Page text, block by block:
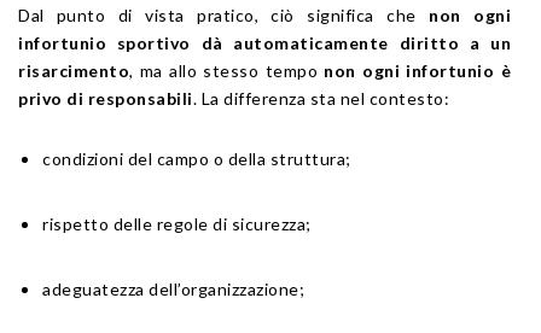
Dal punto di vista pratico, ciò significa che non ogni
infortunio sportivo dà automaticamente diritto a un
risarcimento, ma allo stesso tempo non ogni infortunio è
privo di responsabili. La differenza sta nel contesto:
condizioni del campo o della struttura;
rispetto delle regole di sicurezza;
adeguatezza dell’organizzazione;